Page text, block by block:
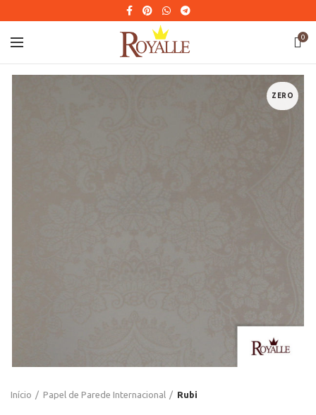
0
ZERO
Início Papel de Parede Internacional Rubi